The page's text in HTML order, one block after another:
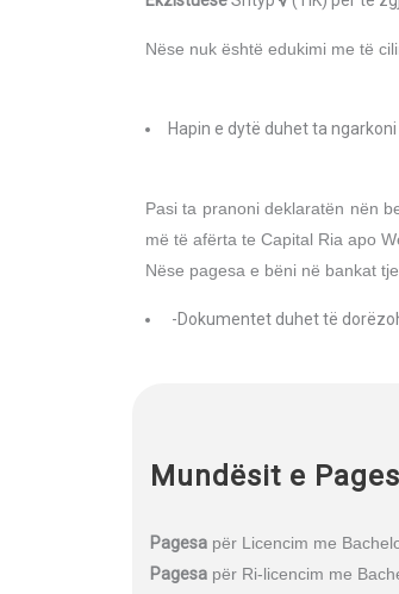
Nëse nuk është edukimi me të
Hapin e dytë duhet ta
Pasi ta pranoni deklaratën nën
më të afërta te Capital Ria apo
Nëse pagesa e bëni në bankat
-Dokumentet duhet të
Mundësit e
Pagesa për Licencim me
Pagesa për Ri-licencim me